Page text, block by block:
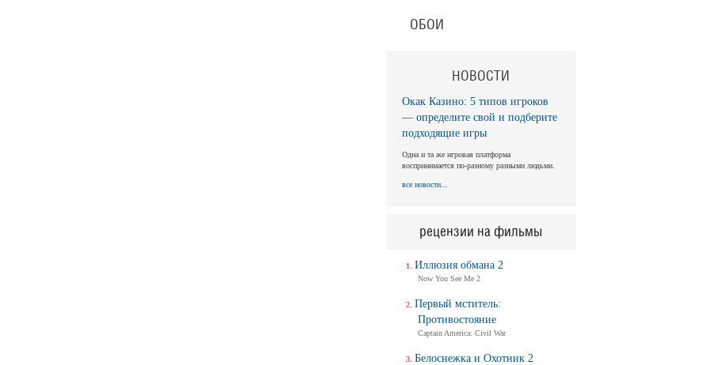
ОБОИ
НОВОСТИ
Окак Казино: 5 типов игроков
— определите свой и подберите
подходящие игры
Одна и та же игровая платформа
воспринимается по-разному разными людьми.
все новости...
рецензии на фильмы
Иллюзия обмана 2
Now You See Me 2
Первый мститель:
Противостояние
Captain America: Civil War
Белоснежка и Охотник 2